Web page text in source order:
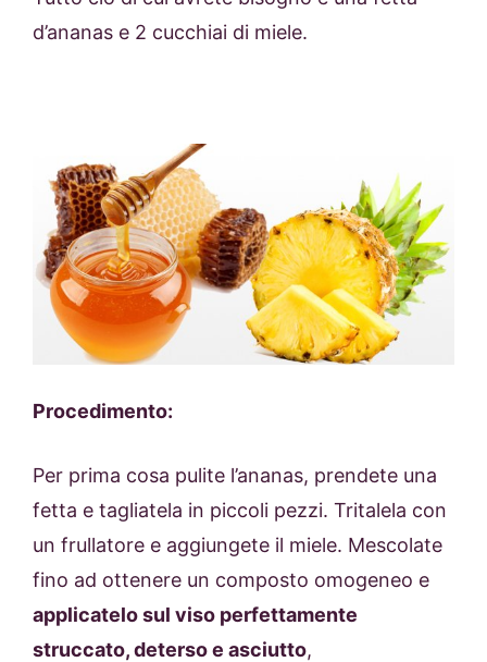
d’ananas e 2 cucchiai di miele.
Procedimento:
Per prima cosa pulite l’ananas, prendete una
fetta e tagliatela in piccoli pezzi. Tritalela con
un frullatore e aggiungete il miele. Mescolate
fino ad ottenere un composto omogeneo e
applicatelo sul viso perfettamente
struccato, deterso e asciutto,